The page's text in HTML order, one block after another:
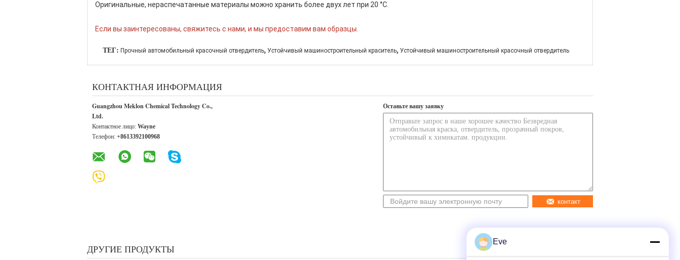
Оригинальные, нераспечатанные материалы можно хранить более двух лет при 20 °C.
Если вы заинтересованы, свяжитесь с нами, и мы предоставим вам образцы.
ТЕГ: Прочный автомобильный красочный отвердитель, Устойчивый машиностроительный краситель, Устойчивый машиностроительный красочный отвердитель
КОНТАКТНАЯ ИНФОРМАЦИЯ
Guangzhou Meklon Chemical Technology Co.,
Ltd.
Контактное лицо: Wayne
Телефон: +8613392100968
Оставьте вашу заявку
контакт
ДРУГИЕ ПРОДУКТЫ
Eve